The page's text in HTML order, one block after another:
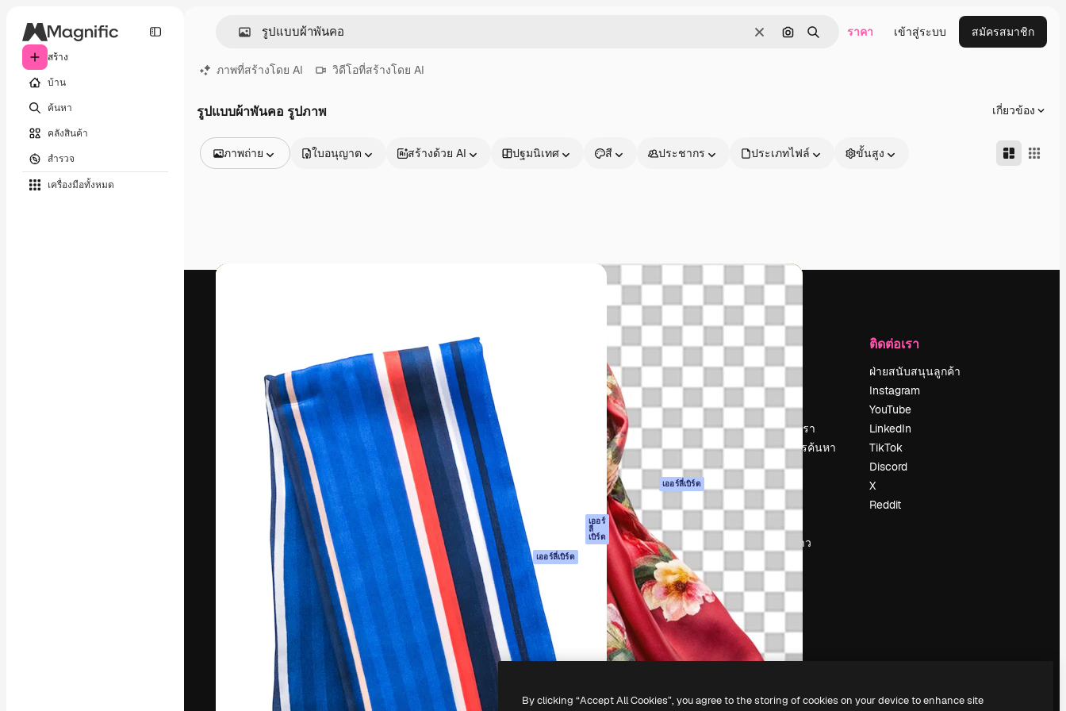
สร้าง
บ้าน
ค้นหา
คลังสินค้า
สำรวจ
เครื่องมือทั้งหมด
ชัดเจนค้นหาตามรูปภาพ
ค้นหา ราคา เข้าสู่ระบบ สมัครสมาชิก
ภาพที่สร้างโดย AI วิดีโอที่สร้างโดย AI
รูปแบบผ้าพันคอ รูปภาพ เกี่ยวข้อง
ภาพถ่าย
วิดีโอ
ใบอนุญาต สร้างด้วย AI ปฐมนิเทศ สี ประชากร ประเภทไฟล์ ขั้นสูง
แพลตฟอร์มสร้างสรรค์เพื่อผลักดันผลงานที่ดี
ที่สุดของคุณ ผู้ใช้งานกว่า 1 ล้านราย
ครอบคลุมทั้งครีเอทีฟ, บริษัท, เอเจนซี และสตูดิ
โอ
ภาษาไทย
รูปภาพด้วย AI
เครื่องมือสร้างวิดีโอ
ด้วย AI
เครื่องกำเนิดเสียง AI
สต็อกเนื้อหา
MCP สำหรับ
Claude/ChatGPT
เออร์
ลี่
เบิร์ด
Agents เออร์ลี่เบิร์ด
เอพีไอ
แอปมือถือ
เครื่องมือ Magnific
ทั้งหมด
เริ่มต้นใช้งาน
Academy
เอกสาร
การสนับสนุน
เงื่อนไขการใช้งาน
นโยบายความเป็น
ส่วนตัว
ต้นฉบับ
เออร์ลี่เบิร์ด
นโยบายคุกกี้
ศูนย์ความน่าเชื่อถือ
พันธมิตร
ธุรกิจ
บริษัท
ราคา
เกี่ยวกับเรา
รีวิว
ร่วมงานกับเรา
แนวโน้มการค้นหา
บล็อก
กิจกรรม
ห้องแถลงข่าว
ติดต่อเรา
ฝ่ายสนับสนุนลูกค้า
Instagram
YouTube
LinkedIn
TikTok
Discord
X
Reddit
Copyright © 2010-2026 Freepik Company S.L.U.
By clicking “Accept All Cookies”, you agree to the storing of cookies on your device to enhance site